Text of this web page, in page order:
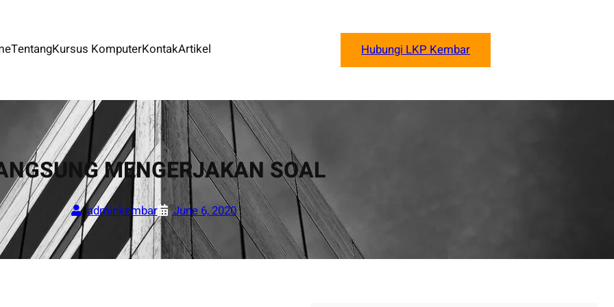
TentangKursus KomputerKontakArtikel Hubungi LKP Kembar
MENGERJAKAN SOAL
adminkembar June 6, 2020